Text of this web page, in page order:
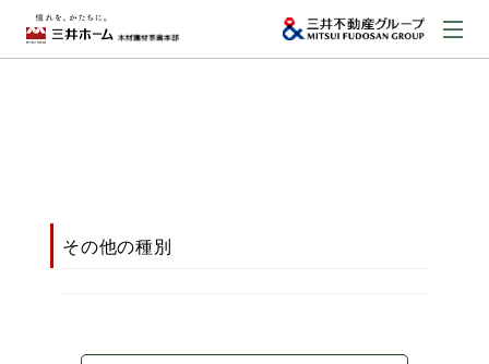
その他の種別